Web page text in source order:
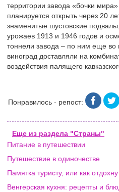
территории завода «бочки
планируется открыть через 20
знаменитые шустовские
урожаев 1913 и 1946 годов и
тоннели завода – по ним еще
виноград доставляли на
воздействия палящего
Понравилось - репост:
Еще из раздела "Страны"
Питание в путешествии
Путешествие в одиночестве
Памятка туристу, или как
Венгерская кухня: рецепты и